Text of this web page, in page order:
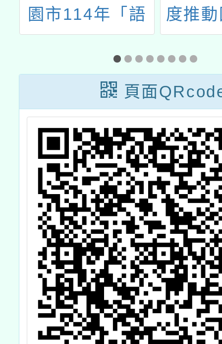
園市114年「語
文競賽-閩南語字
音字形組選手暑
期培訓營」
度推
學本
語文
文及
計成
頁面